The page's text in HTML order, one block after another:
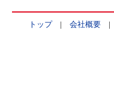
トップ| 会社概要|